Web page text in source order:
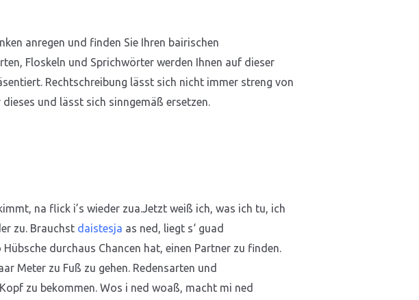
anregen und finden Sie Ihren bairischen
Floskeln und Sprichwörter werden Ihnen auf dieser
Rechtschreibung lässt sich nicht immer streng von
und lässt sich sinngemäß ersetzen.
na flick i’s wieder zua.Jetzt weiß ich, was ich tu, ich
zu. Brauchst daistesja as ned, liegt s‘ guad
durchaus Chancen hat, einen Partner zu finden.
Meter zu Fuß zu gehen. Redensarten und
zu bekommen. Wos i ned woaß, macht mi ned